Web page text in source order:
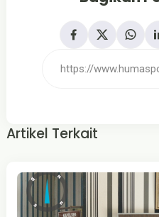
Artikel Terkait